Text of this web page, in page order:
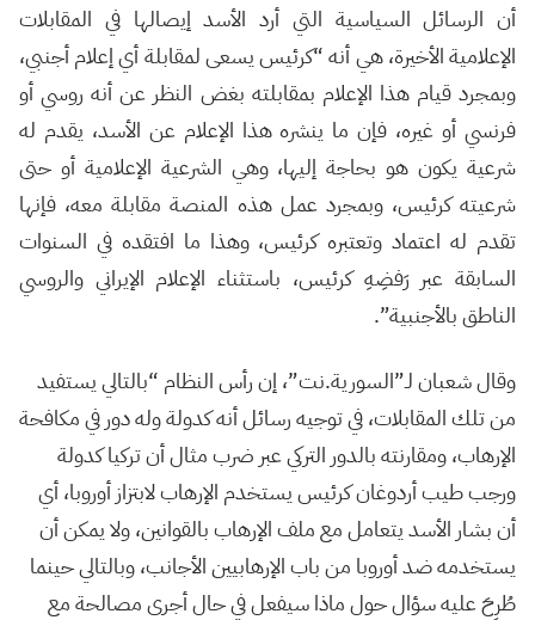
أن الرسائل السياسية التي أرد الأسد إيصالها في المقابلات
الإعلامية الأخيرة، هي أنه “كرئيس يسعى لمقابلة أي إعلام أجنبي،
وبمجرد قيام هذا الإعلام بمقابلته بغض النظر عن أنه روسي أو
فرنسي أو غيره، فإن ما ينشره هذا الإعلام عن الأسد، يقدم له
شرعية يكون هو بحاجة إليها، وهي الشرعية الإعلامية أو حتى
شرعيته كرئيس، وبمجرد عمل هذه المنصة مقابلة معه، فإنها
تقدم له اعتماد وتعتبره كرئيس، وهذا ما افتقده في السنوات
السابقة عبر رَفضِهِ كرئيس، باستثناء الإعلام الإيراني والروسي
الناطق بالأجنبية”.
وقال شعبان لـ”السورية.نت”، إن رأس النظام “بالتالي يستفيد
من تلك المقابلات، في توجيه رسائل أنه كدولة وله دور في مكافحة
الإرهاب، ومقارنته بالدور التركي عبر ضرب مثال أن تركيا كدولة
ورجب طيب أردوغان كرئيس يستخدم الإرهاب لابتزاز أوروبا، أي
أن بشار الأسد يتعامل مع ملف الإرهاب بالقوانين، ولا يمكن أن
يستخدمه ضد أوروبا من باب الإرهابيين الأجانب، وبالتالي حينما
طُرِحَ عليه سؤال حول ماذا سيفعل في حال أجرى مصالحة مع